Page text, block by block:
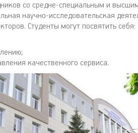
со средне-специальным и
научно-исследовательская
Студенты могут посвятить себя:
качественного сервиса.